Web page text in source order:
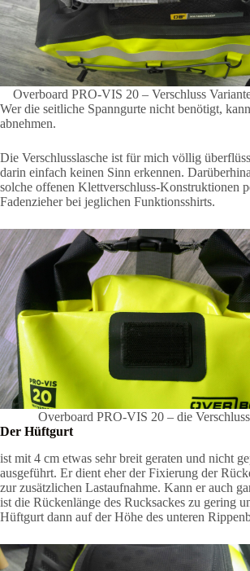
Overboard PRO-VIS 20 – Verschluss
Wer die seitliche Spanngurte nicht benötigt,
abnehmen.
Die Verschlusslasche ist für mich völlig
darin einfach keinen Sinn erkennen.
solche offenen Klettverschluss-Konstruktionen
Fadenzieher bei jeglichen Funktionsshirts.
Overboard PRO-VIS 20 – die
Der Hüftgurt
ist mit 4 cm etwas sehr breit geraten und nicht
ausgeführt. Er dient eher der Fixierung der
zur zusätzlichen Lastaufnahme. Kann er auch
ist die Rückenlänge des Rucksackes zu gering
Hüftgurt dann auf der Höhe des unteren